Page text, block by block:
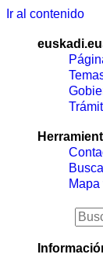
Ir al contenido